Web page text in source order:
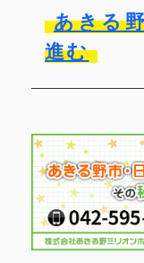
あきる
進む